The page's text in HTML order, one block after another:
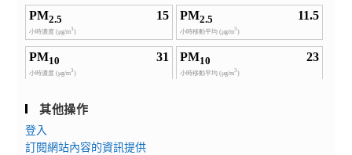
其他操作
登入
訂閱網站內容的資訊提供